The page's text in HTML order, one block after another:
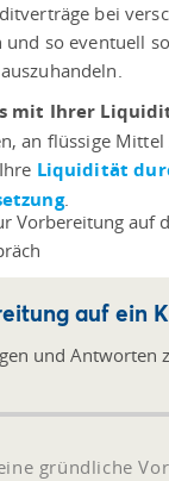
bei
so eventuell
mit Ihrer
an flüssige Mittel
Liquidität
.
auf ein
und Antworten
gründliche